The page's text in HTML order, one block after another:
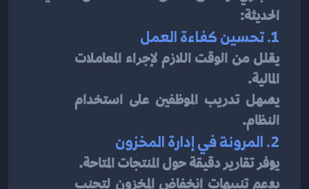
الحديثة:
1. تحسين كفاءة العمل
المالية.
النظام.
2. المرونة في إدارة المخزون
يوفر تقارير دقيقة حول المنتجات المتاحة.